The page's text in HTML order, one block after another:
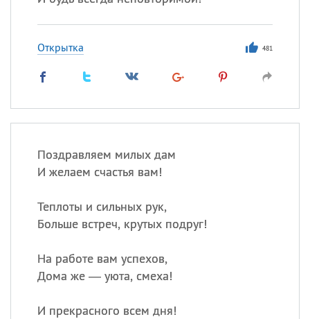
Открытка 481
Поздравляем милых дам
И желаем счастья вам!
Теплоты и сильных рук,
Больше встреч, крутых подруг!
На работе вам успехов,
Дома же — уюта, смеха!
И прекрасного всем дня!